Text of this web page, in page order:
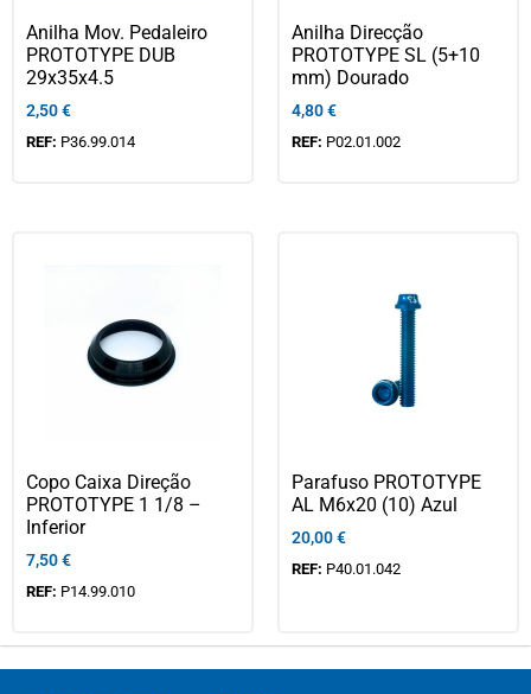
Anilha Mov. Pedaleiro
PROTOTYPE DUB
29x35x4.5
2,50€
REF: P36.99.014
Anilha Direcção
PROTOTYPE SL (5+10
mm) Dourado
4,80€
REF: P02.01.002
Copo Caixa Direção
PROTOTYPE 1 1/8 –
Inferior
7,50€
REF: P14.99.010
Parafuso PROTOTYPE
AL M6x20 (10) Azul
20,00€
REF: P40.01.042